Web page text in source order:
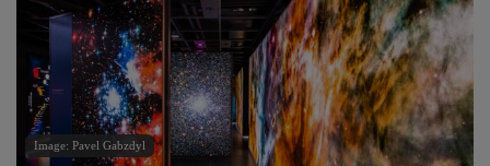
Image: Pavel Gabzdyl